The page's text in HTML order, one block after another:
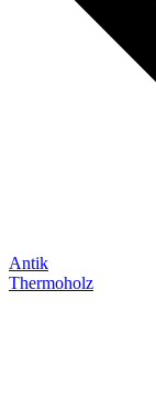
Antik
Thermoholz